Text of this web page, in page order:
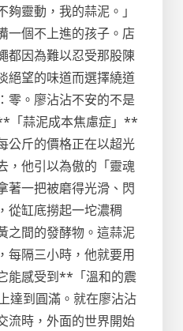
靈動，我的蒜泥。」
一個不上進的孩子。店
都因為難以忍受那股陳
絕望的味道而選擇繞道
零。廖沾沾不安的不是
「蒜泥成本焦慮症」**
公斤的價格正在以超光
，他引以為傲的「靈魂
著一把被磨得光滑、閃
從缸底撈起一坨濃稠
之間的發酵物。這蒜泥
每隔三小時，他就要用
能感受到**「溫和的震
達到圓滿。就在廖沾沾
流時，外面的世界開始